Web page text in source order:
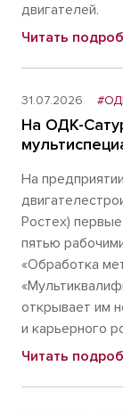
двигателей.
Читать
31.07.2026
На ОДК-
На
Ростех)
пятью
«Обработка
открывает им
и карьерного
Читать